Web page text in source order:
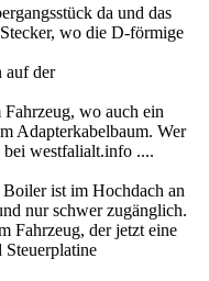
da und das
wo die D-förmige
auf der
wo auch ein
Adapterkabelbaum. Wer
bei westfalialt.info ....
ist im Hochdach an
nur schwer zugänglich.
Fahrzeug, der jetzt eine